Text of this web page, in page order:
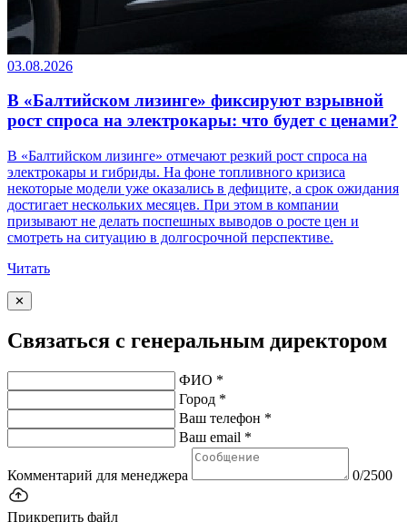
03.08.2026
В «Балтийском лизинге» фиксируют взрывной
рост спроса на электрокары: что будет с ценами?
В «Балтийском лизинге» отмечают резкий рост спроса на
электрокары и гибриды. На фоне топливного кризиса
некоторые модели уже оказались в дефиците, а срок ожидания
достигает нескольких месяцев. При этом в компании
призывают не делать поспешных выводов о росте цен и
смотреть на ситуацию в долгосрочной перспективе.
Читать
✕
Связаться с генеральным директором
ФИО *
Город *
Ваш телефон *
Ваш email *
Комментарий для менеджера 0/2500
Прикрепить файл